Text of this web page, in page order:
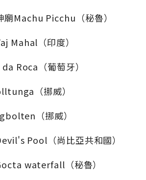
廟Machu Picchu（秘魯）
Mahal（印度）
Roca（葡萄牙）
（挪威）
（挪威）
Pool（尚比亞共和國）
waterfall（秘魯）